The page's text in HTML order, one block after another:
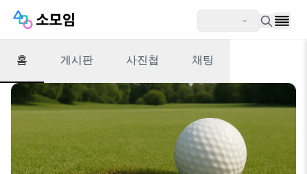
홈 게시판 사진첩 채팅